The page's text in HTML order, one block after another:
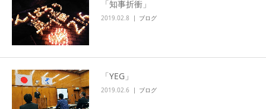
「知事折衝」
2019.02.8 ブログ
「YEG」
2019.02.6 ブログ